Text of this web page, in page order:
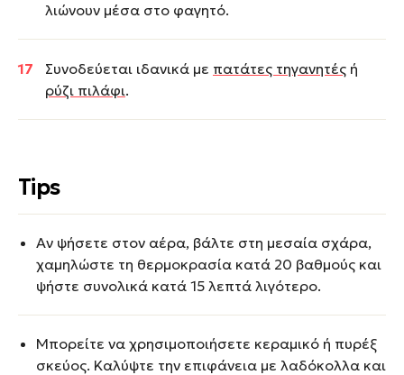
λιώνουν μέσα στο φαγητό.
Συνοδεύεται ιδανικά με πατάτες τηγανητές ή
ρύζι πιλάφι.
Tips
Αν ψήσετε στον αέρα, βάλτε στη μεσαία σχάρα,
χαμηλώστε τη θερμοκρασία κατά 20 βαθμούς και
ψήστε συνολικά κατά 15 λεπτά λιγότερο.
Μπορείτε να χρησιμοποιήσετε κεραμικό ή πυρέξ
σκεύος. Καλύψτε την επιφάνεια με λαδόκολλα και